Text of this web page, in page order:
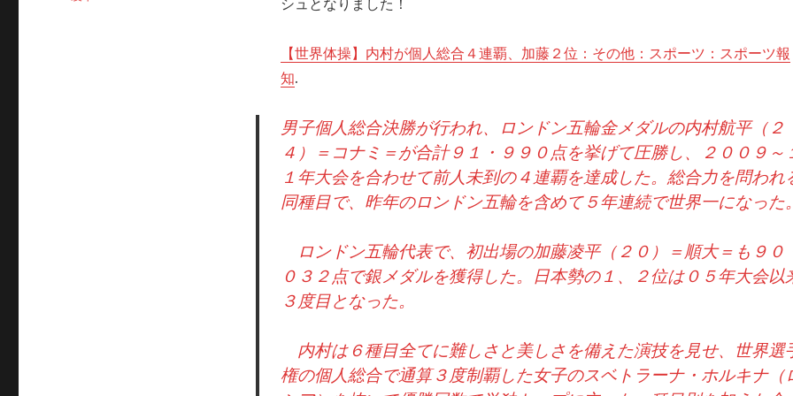
シュとなりました！
【世界体操】内村が個人総合４連覇、加藤２位：その他：スポーツ：スポーツ報
知.
男子個人総合決勝が行われ、ロンドン五輪金メダルの内村航平（２
４）＝コナミ＝が合計９１・９９０点を挙げて圧勝し、２００９～
１年大会を合わせて前人未到の４連覇を達成した。総合力を問われ
同種目で、昨年のロンドン五輪を含めて５年連続で世界一になった。
ロンドン五輪代表で、初出場の加藤凌平（２０）＝順大＝も９０
０３２点で銀メダルを獲得した。日本勢の１、２位は０５年大会以
３度目となった。
内村は６種目全てに難しさと美しさを備えた演技を見せ、世界選
権の個人総合で通算３度制覇した女子のスベトラーナ・ホルキナ（